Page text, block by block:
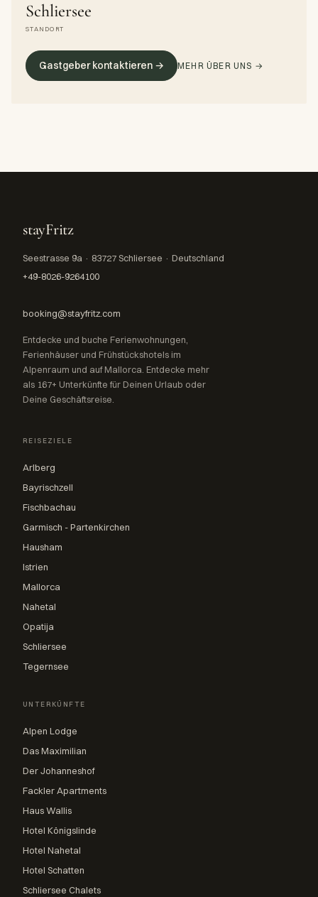
Schliersee
STANDORT
Gastgeber kontaktieren → MEHR ÜBER UNS →
stayFritz
Seestrasse 9a · 83727 Schliersee · Deutschland
+49-8026-9264100
booking@stayfritz.com
Entdecke und buche Ferienwohnungen,
Ferienhäuser und Frühstückshotels im
Alpenraum und auf Mallorca. Entdecke mehr
als 167+ Unterkünfte für Deinen Urlaub oder
Deine Geschäftsreise.
REISEZIELE
Arlberg
Bayrischzell
Fischbachau
Garmisch - Partenkirchen
Hausham
Istrien
Mallorca
Nahetal
Opatija
Schliersee
Tegernsee
UNTERKÜNFTE
Alpen Lodge
Das Maximilian
Der Johanneshof
Fackler Apartments
Haus Wallis
Hotel Königslinde
Hotel Nahetal
Hotel Schatten
Schliersee Chalets